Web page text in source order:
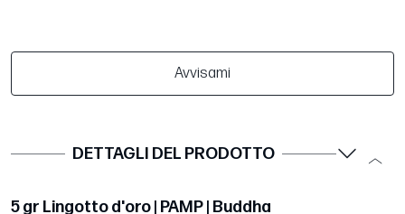
Avvisami
DETTAGLI DEL PRODOTTO
5 gr Lingotto d'oro | PAMP | Buddha